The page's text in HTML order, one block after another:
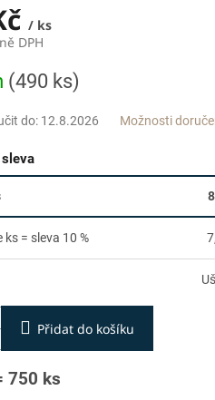
/ ks
DPH
(490 ks)
do: 12.8.2026 Možnosti
ks = sleva 10 %
Přidat do košíku
750 ks